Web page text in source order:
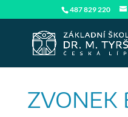
487 829 220
ZVONEK